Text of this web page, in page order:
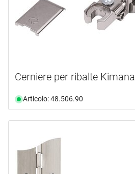
Cerniere per ribalte Kimana
Articolo: 48.506.90